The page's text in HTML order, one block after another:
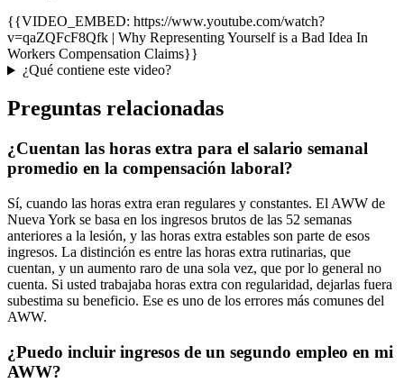
{{VIDEO_EMBED: https://www.youtube.com/watch?
v=qaZQFcF8Qfk | Why Representing Yourself is a Bad Idea In
Workers Compensation Claims}}
¿Qué contiene este video?
Preguntas relacionadas
¿Cuentan las horas extra para el salario semanal
promedio en la compensación laboral?
Sí, cuando las horas extra eran regulares y constantes. El AWW de
Nueva York se basa en los ingresos brutos de las 52 semanas
anteriores a la lesión, y las horas extra estables son parte de esos
ingresos. La distinción es entre las horas extra rutinarias, que
cuentan, y un aumento raro de una sola vez, que por lo general no
cuenta. Si usted trabajaba horas extra con regularidad, dejarlas fuera
subestima su beneficio. Ese es uno de los errores más comunes del
AWW.
¿Puedo incluir ingresos de un segundo empleo en mi
AWW?